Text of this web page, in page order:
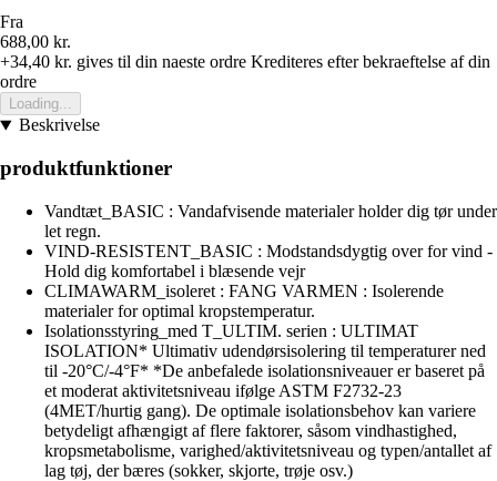
Fra
688,00 kr.
+34,40 kr. gives til din naeste ordre Krediteres efter bekraeftelse af din
ordre
Loading...
Beskrivelse
produktfunktioner
Vandtæt_BASIC : Vandafvisende materialer holder dig tør under
let regn.
VIND-RESISTENT_BASIC : Modstandsdygtig over for vind -
Hold dig komfortabel i blæsende vejr
CLIMAWARM_isoleret : FANG VARMEN : Isolerende
materialer for optimal kropstemperatur.
Isolationsstyring_med T_ULTIM. serien : ULTIMAT
ISOLATION* Ultimativ udendørsisolering til temperaturer ned
til -20°C/-4°F* *De anbefalede isolationsniveauer er baseret på
et moderat aktivitetsniveau ifølge ASTM F2732-23
(4MET/hurtig gang). De optimale isolationsbehov kan variere
betydeligt afhængigt af flere faktorer, såsom vindhastighed,
kropsmetabolisme, varighed/aktivitetsniveau og typen/antallet af
lag tøj, der bæres (sokker, skjorte, trøje osv.)